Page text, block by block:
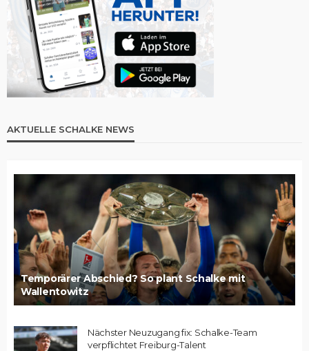
AKTUELLE SCHALKE NEWS
Temporärer Abschied? So plant Schalke mit
Wallentowitz
Nächster Neuzugang fix: Schalke-Team
verpflichtet Freiburg-Talent